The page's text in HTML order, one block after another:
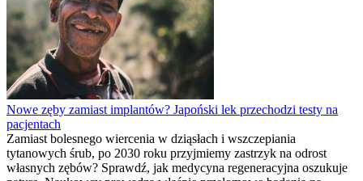
Nowe zęby zamiast implantów? Japoński lek przechodzi testy na
pacjentach
Zamiast bolesnego wiercenia w dziąsłach i wszczepiania
tytanowych śrub, po 2030 roku przyjmiemy zastrzyk na odrost
własnych zębów? Sprawdź, jak medycyna regeneracyjna oszukuje